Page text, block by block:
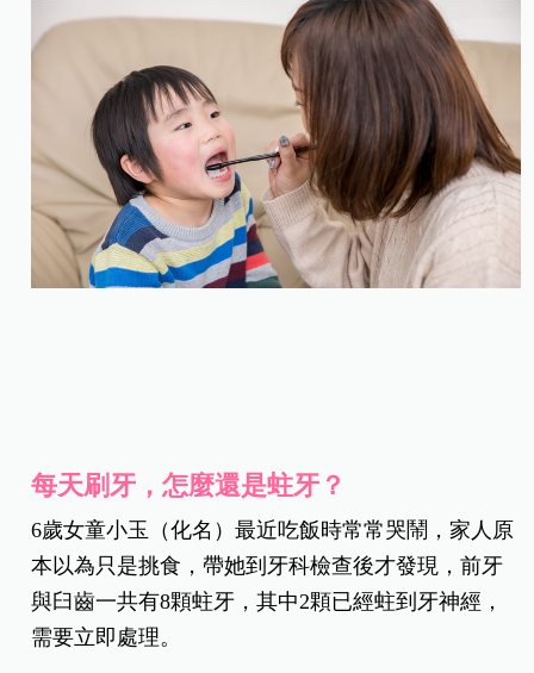
每天刷牙，怎麼還是蛀牙？
6歲女童小玉（化名）最近吃飯時常常哭鬧，家人原
本以為只是挑食，帶她到牙科檢查後才發現，前牙
與臼齒一共有8顆蛀牙，其中2顆已經蛀到牙神經，
需要立即處理。